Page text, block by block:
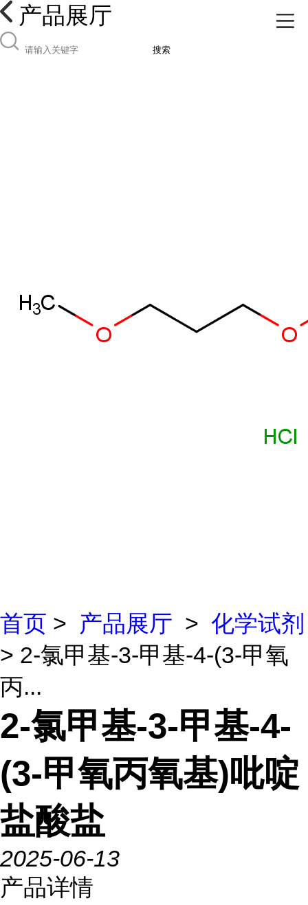
产品展厅
搜索
首页 > 产品展厅 > 化学试剂
> 2-氯甲基-3-甲基-4-(3-甲氧
丙...
2-氯甲基-3-甲基-4-
(3-甲氧丙氧基)吡啶
盐酸盐
2025-06-13
产品详情